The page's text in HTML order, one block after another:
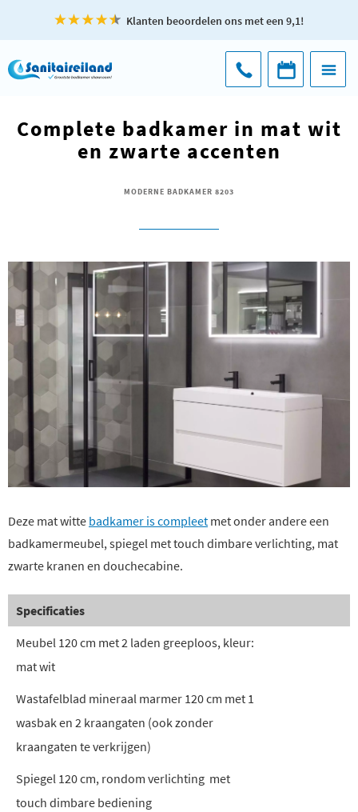
Klanten beoordelen ons met een 9,1!
Complete badkamer in mat wit
en zwarte accenten
MODERNE BADKAMER 8203
Deze mat witte badkamer is compleet met onder andere een
badkamermeubel, spiegel met touch dimbare verlichting, mat
zwarte kranen en douchecabine.
Specificaties
Meubel 120 cm met 2 laden greeploos, kleur:
mat wit
Wastafelblad mineraal marmer 120 cm met 1
wasbak en 2 kraangaten (ook zonder
kraangaten te verkrijgen)
Spiegel 120 cm, rondom verlichting met
touch dimbare bediening